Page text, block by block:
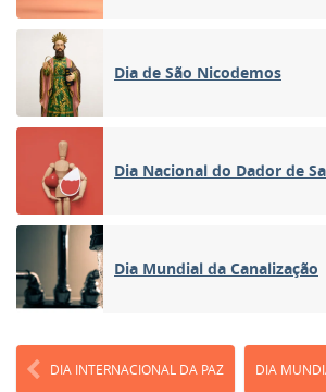
Dia de São Nicodemos
Dia Nacional do Dador de
Dia Mundial da Canalização
DIA INTERNACIONAL DA PAZ DIA